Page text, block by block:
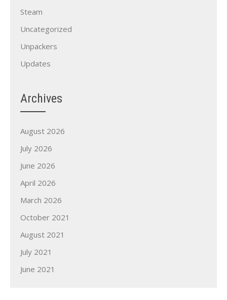
Steam
Uncategorized
Unpackers
Updates
Archives
August 2026
July 2026
June 2026
April 2026
March 2026
October 2021
August 2021
July 2021
June 2021